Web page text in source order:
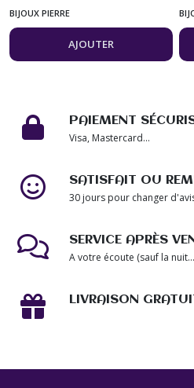
collier 48 cm
perles 8mm Bijou
BIJOUX PIERRE
AJOUTER
PAIEMENT
Visa, Mastercard...
SATISFAIT OU
30 jours pour changer
SERVICE APRÈS
A votre écoute (sauf la
LIVRAISON